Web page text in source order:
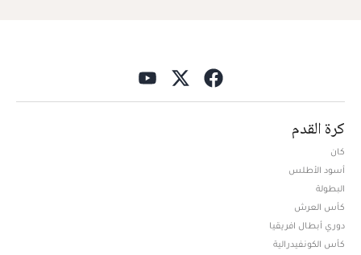
كرة القدم
كان
أسود الأطلس
البطولة
كأس العرش
دوري أبطال افريقيا
كأس الكونفيدرالية